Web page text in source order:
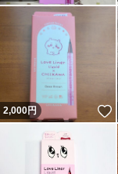
2,000円